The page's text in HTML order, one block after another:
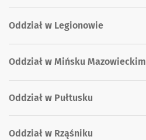
Oddział w Legionowie
Oddział w Mińsku Mazowieckim
Oddział w Pułtusku
Oddział w Rząśniku